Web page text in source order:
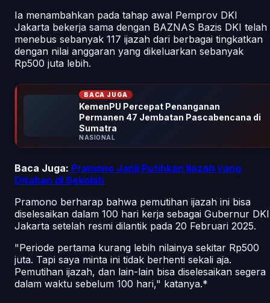
Ia menambahkan pada tahap awal Pemprov DKI
Jakarta bekerja sama dengan BAZNAS Bazis DKI telah
menebus sebanyak 117 ijazah dari berbagai tingkatkan
dengan nilai anggaran yang dikeluarkan sebanyak
Rp500 juta lebih.
BACA JUGA
KemenPU Percepat Penanganan
Permanen 47 Jembatan Pascabencana di
Sumatra
NASIONAL
Baca Juga: Pramono Janji Putihkan Ijazah yang
Ditahan di Sekolah
Pramono berharap bahwa pemutihan ijazah ini bisa
diselesaikan dalam 100 hari kerja sebagai Gubernur DKI
Jakarta setelah resmi dilantik pada 20 Februari 2025.
"Periode pertama kurang lebih nilainya sekitar Rp500
juta. Tapi saya minta ini tidak berhenti sekali aja.
Pemutihan ijazah, dan lain-lain bisa diselesaikan segera
dalam waktu sebelum 100 hari," katanya.*